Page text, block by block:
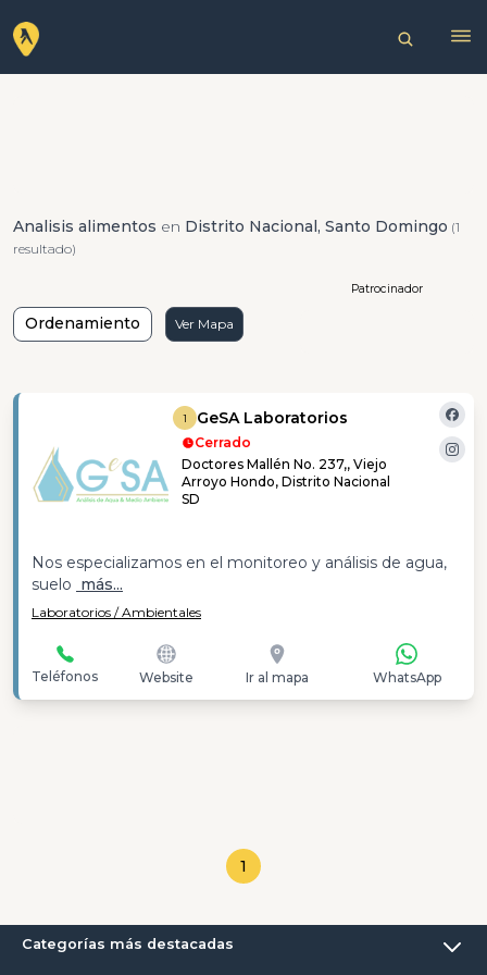
Analisis alimentos en Distrito Nacional, Santo Domingo (1
resultado)
Ordenamiento Ver Mapa
Patrocinador
1 GeSA Laboratorios
Cerrado
Doctores Mallén No. 237,, Viejo
Arroyo Hondo, Distrito Nacional
SD
Nos especializamos en el monitoreo y análisis de agua,
suelo más...
Laboratorios / Ambientales
Teléfonos Website Ir al mapa WhatsApp
1
Categorías más destacadas